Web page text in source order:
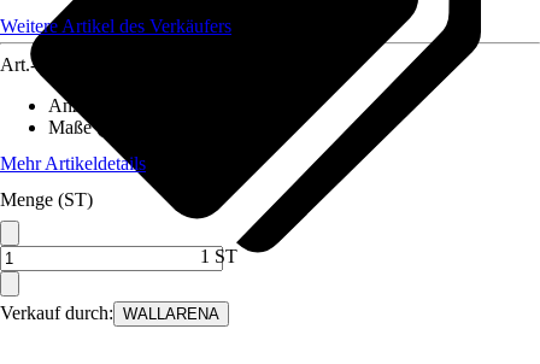
Verkauf durch: WALLARENA
Weitere Artikel des Verkäufers
Art.-Nr.
Anzahl der Teile
Maße (BxH)
Mehr Artikeldetails
Menge (ST)
1 ST